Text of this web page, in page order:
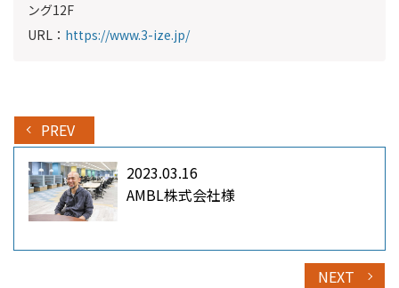
ング12F
URL： https://www.3-ize.jp/
2023.03.16
AMBL株式会社様
PREV
NEXT